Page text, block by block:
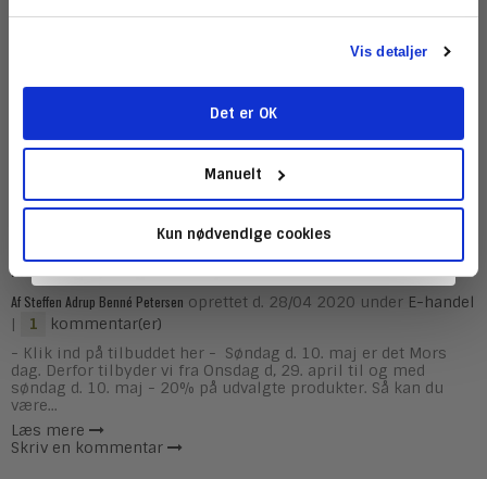
Vis detaljer
Det er OK
Manuelt
Kun nødvendige cookies
Læs mere
Mors Dag Søndag d. 10 maj - 20% Rabat
Af Steffen Adrup Benné Petersen oprettet d. 28/04 2020 under E-handel
|
1
kommentar(er)
- Klik ind på tilbuddet her - Søndag d. 10. maj er det Mors
dag. Derfor tilbyder vi fra Onsdag d, 29. april til og med
søndag d. 10. maj - 20% på udvalgte produkter. Så kan du
være...
Læs mere
Skriv en kommentar
Tilmeld